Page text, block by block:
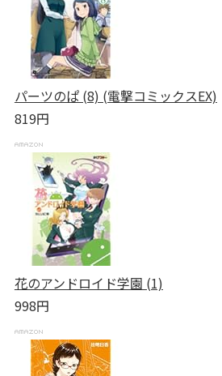
パーツのぱ (8) (電撃コミックスEX)
819円
花のアンドロイド学園 (1)
998円